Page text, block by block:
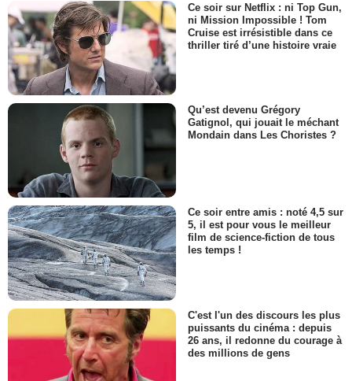
Ce soir sur Netflix : ni Top Gun,
ni Mission Impossible ! Tom
Cruise est irrésistible dans ce
thriller tiré d’une histoire vraie
Qu’est devenu Grégory
Gatignol, qui jouait le méchant
Mondain dans Les Choristes ?
Ce soir entre amis : noté 4,5 sur
5, il est pour vous le meilleur
film de science-fiction de tous
les temps !
C'est l'un des discours les plus
puissants du cinéma : depuis
26 ans, il redonne du courage à
des millions de gens